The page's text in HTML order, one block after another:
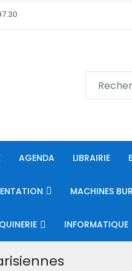
AGENDA LIBRAIRIE
MACHINES
INFORMATIQUE